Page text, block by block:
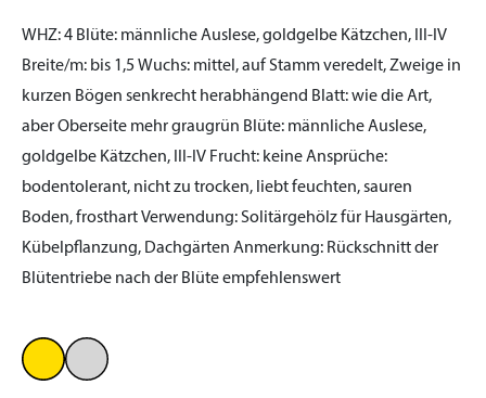
WHZ:4 Blüte: männliche Auslese, goldgelbe Kätzchen, III-IV
Breite/m: bis 1,5Wuchs: mittel, auf Stamm veredelt, Zweige in
kurzen Bögen senkrecht herabhängend Blatt:wie die Art,
aber Oberseite mehr graugrün Blüte: männliche Auslese,
goldgelbe Kätzchen, III-IV Frucht: keineAnsprüche:
bodentolerant, nicht zu trocken, liebt feuchten, sauren
Boden, frosthartVerwendung:Solitärgehölz für Hausgärten,
Kübelpflanzung, Dachgärten Anmerkung: Rückschnitt der
Blütentriebe nach der Blüte empfehlenswert